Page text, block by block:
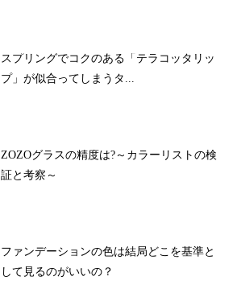
スプリングでコクのある「テラコッタリッ
プ」が似合ってしまうタ...
ZOZOグラスの精度は?～カラーリストの検
証と考察～
ファンデーションの色は結局どこを基準と
して見るのがいいの？